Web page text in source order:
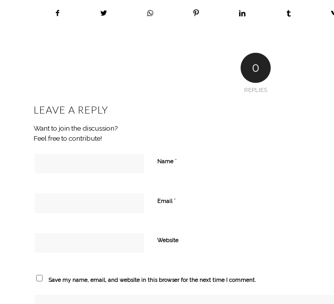
0
REPLIES
LEAVE A REPLY
Want to join the discussion?
Feel free to contribute!
Name *
Email *
Website
Save my name, email, and website in this browser for the next time I comment.